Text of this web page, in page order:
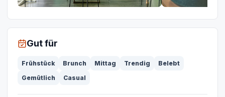
Gut für
Frühstück Brunch Mittag Trendig
Belebt
Gemütlich
Casual